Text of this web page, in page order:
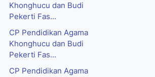
Khonghucu dan Budi
Pekerti Fas...
CP Pendidikan Agama
Khonghucu dan Budi
Pekerti Fas...
CP Pendidikan Agama